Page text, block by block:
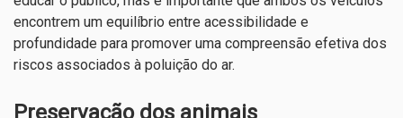
encontrem um equilíbrio entre acessibilidade e
profundidade para promover uma compreensão efetiva dos
riscos associados à poluição do ar.
Preservação dos animais